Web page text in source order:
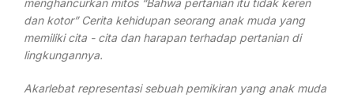
menghancurkan mitos “Bahwa pertanian itu tidak keren
dan kotor” Cerita kehidupan seorang anak muda yang
memiliki cita - cita dan harapan terhadap pertanian di
lingkungannya.
Akarlebat representasi sebuah pemikiran yang anak muda